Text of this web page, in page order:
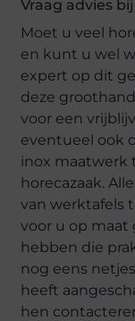
Vraag advies
Moet u veel
en kunt u wel
expert op dit
deze
voor een
eventueel ook
inox maatwerk
horecazaak.
van werktafels
voor u op maat
hebben die
nog eens
heeft
hen